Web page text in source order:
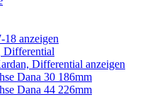
18 anzeigen
Differential
Differential anzeigen
Dana 30 186mm
Dana 44 226mm